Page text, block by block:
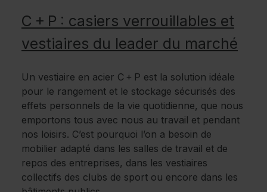
C + P : casiers verrouillables et
vestiaires du leader du marché
Un vestiaire en acier C + P est la solution idéale
pour le rangement et le stockage sécurisés des
effets personnels de la vie quotidienne, que nous
emportons tous avec nous au travail et pendant
nos loisirs. C’est pourquoi l’on a besoin de
mobilier adapté dans les salles de travail et de
repos des entreprises, dans les vestiaires
collectifs des clubs de sport ou encore dans les